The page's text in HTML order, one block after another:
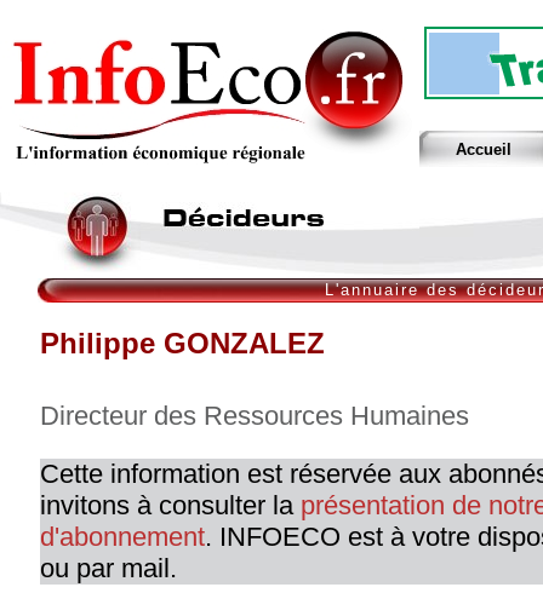
Accueil
L'annuaire des
Philippe GONZALEZ
Directeur des Ressources Humaines
Cette information est réservée aux
invitons à consulter la présentation de
d'abonnement. INFOECO est à votre
ou par mail.